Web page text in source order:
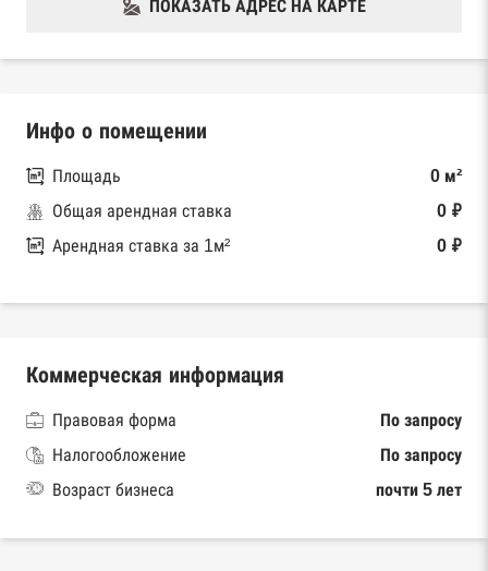
ПОКАЗАТЬ АДРЕС НА КАРТЕ
Инфо о помещении
Площадь
0 м²
Общая арендная ставка
0 ₽
Арендная ставка за 1м²
0 ₽
Коммерческая информация
Правовая форма
По запросу
Налогообложение
По запросу
Возраст бизнеса
почти 5 лет